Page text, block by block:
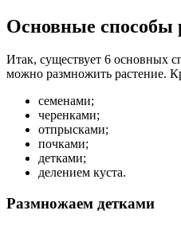
Основные способы
Итак, существует 6 основных
можно размножить растение.
семенами;
черенками;
отпрысками;
почками;
детками;
делением куста.
Размножаем детками